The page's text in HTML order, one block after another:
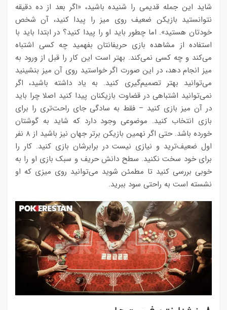
شاید این جمله قدیمی را شنیده باشید، «اگر بعد از ده دقیقه
نتوانستید بازیکن ضعیف روی میز را پیدا کنید، آن شخص
خودتان هستید». اما چطور باید او را پیدا کنید؟ در ابتدا باید با
استفاده از مشاهده بازی حریفانتان بفهمید چه کسی اشتباه
می‌کند و چه کسی نمی‌کند. بهتر است این کار را قبل از ورود به
میز انجام دهد، در این صورت اگر خواستید روی آن میز بنشینید
می‌توانید بهتر تصمیم‌گیری کنید. به یاد داشته باشید، اگر
نمی‌توانید اشتباهی در قضاوت بازیکنان پیدا کنید اصلا چرا باید
در آن میز بازی کنید – فقط به سادگی جای راحت‌تری را برای
بازی انتخاب کنید. موضوعی وجود دارد که شاید به گوشتان
خورده باشد. حتی اگر نهمین بازیکن برتر جهان نیز باشید از ۸ نفر
اول ضعیف‌ترید و نیازی نیست در برابرشان بازی کنید. کار را
برای خود سخت نکنید. سطح دانش حریف و سبک بازی او را به
خوبی بررسی کنید تا مطمئن شوید می‌توانید روی میزی که او
نشسته است به راحتی سود ببرید.